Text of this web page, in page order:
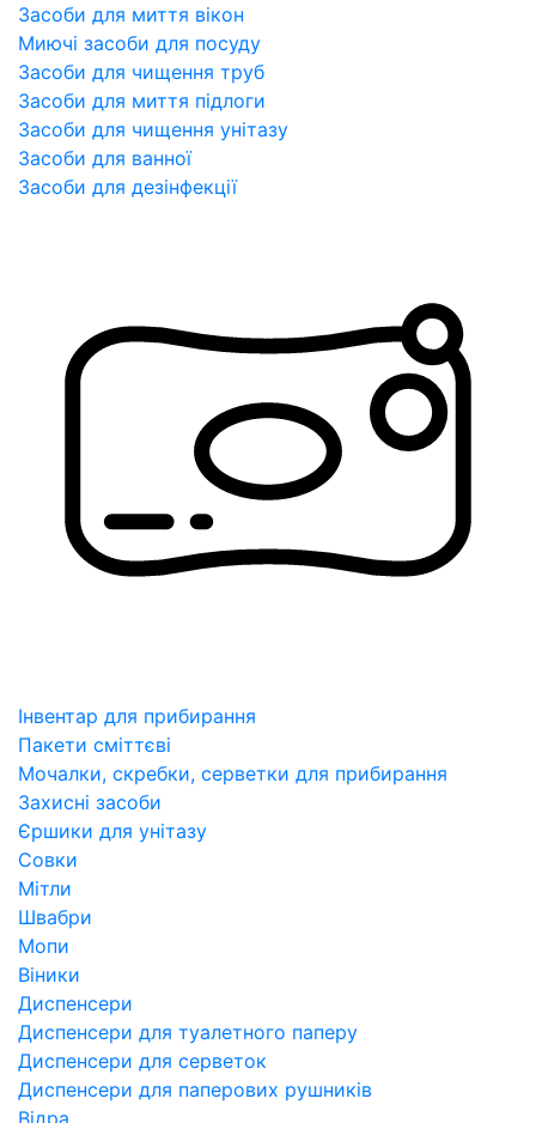
Засоби для миття вікон
Миючі засоби для посуду
Засоби для чищення труб
Засоби для миття підлоги
Засоби для чищення унітазу
Засоби для ванної
Засоби для дезінфекції
Інвентар для прибирання
Пакети сміттєві
Мочалки, скребки, серветки для прибирання
Захисні засоби
Єршики для унітазу
Совки
Мітли
Швабри
Мопи
Віники
Диспенсери
Диспенсери для туалетного паперу
Диспенсери для серветок
Диспенсери для паперових рушників
Відра